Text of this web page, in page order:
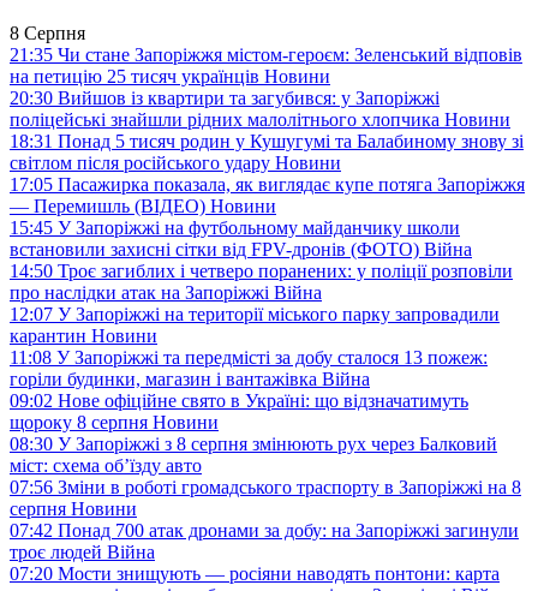
8 Серпня
21:35 Чи стане Запоріжжя містом-героєм: Зеленський відповів
на петицію 25 тисяч українців Новини
20:30 Вийшов із квартири та загубився: у Запоріжжі
поліцейські знайшли рідних малолітнього хлопчика Новини
18:31 Понад 5 тисяч родин у Кушугумі та Балабиному знову зі
світлом після російського удару Новини
17:05 Пасажирка показала, як виглядає купе потяга Запоріжжя
— Перемишль (ВІДЕО) Новини
15:45 У Запоріжжі на футбольному майданчику школи
встановили захисні сітки від FPV-дронів (ФОТО) Війна
14:50 Троє загиблих і четверо поранених: у поліції розповіли
про наслідки атак на Запоріжжі Війна
12:07 У Запоріжжі на території міського парку запровадили
карантин Новини
11:08 У Запоріжжі та передмісті за добу сталося 13 пожеж:
горіли будинки, магазин і вантажівка Війна
09:02 Нове офіційне свято в Україні: що відзначатимуть
щороку 8 серпня Новини
08:30 У Запоріжжі з 8 серпня змінюють рух через Балковий
міст: схема об’їзду авто
07:56 Зміни в роботі громадського траспорту в Запоріжжі на 8
серпня Новини
07:42 Понад 700 атак дронами за добу: на Запоріжжі загинули
троє людей Війна
07:20 Мости знищують — росіяни наводять понтони: карта